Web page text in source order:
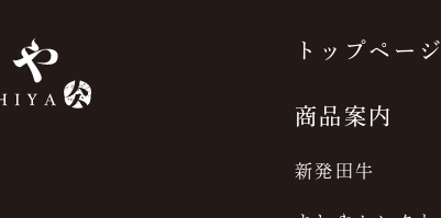
トップページ
商品案内
新発田牛